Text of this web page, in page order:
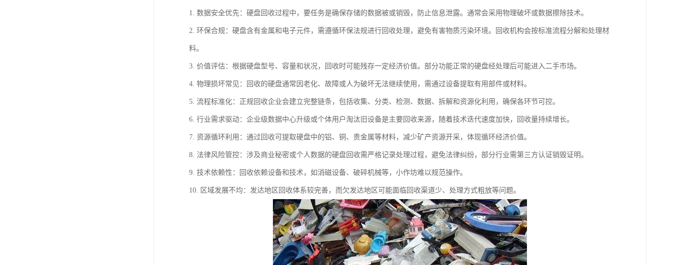
1. 数据安全优先：硬盘回收过程中，要任务是确保存储的数据被或销毁，防止信息泄露。通常会采用物理破坏或数据擦除技术。
2. 环保合规：硬盘含有金属和电子元件，需遵循环保法规进行回收处理，避免有害物质污染环境。回收机构会按标准流程分解和处理材
料。
3. 价值评估：根据硬盘型号、容量和状况，回收时可能残存一定经济价值。部分功能正常的硬盘经处理后可能进入二手市场。
4. 物理损坏常见：回收的硬盘通常因老化、故障或人为破坏无法继续使用，需通过设备提取有用部件或材料。
5. 流程标准化：正规回收企业会建立完整链条，包括收集、分类、检测、数据、拆解和资源化利用，确保各环节可控。
6. 行业需求驱动：企业级数据中心升级或个体用户淘汰旧设备是主要回收来源，随着技术迭代速度加快，回收量持续增长。
7. 资源循环利用：通过回收可提取硬盘中的铝、铜、贵金属等材料，减少矿产资源开采，体现循环经济价值。
8. 法律风险管控：涉及商业秘密或个人数据的硬盘回收需严格记录处理过程，避免法律纠纷，部分行业需第三方认证销毁证明。
9. 技术依赖性：回收依赖设备和技术，如消磁设备、破碎机械等，小作坊难以规范操作。
10. 区域发展不均：发达地区回收体系较完善，而欠发达地区可能面临回收渠道少、处理方式粗放等问题。